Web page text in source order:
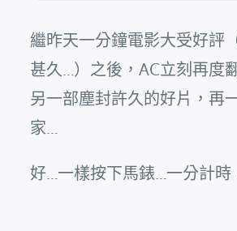
繼昨天一分鐘電影大受好評
甚久…）之後，AC立刻再度
另一部塵封許久的好片，再
家…
好…一樣按下馬錶…一分計時